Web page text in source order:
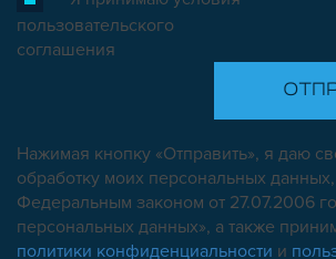
пользовательского
соглашения
Нажимая кнопку «Отправить», я даю
обработку моих персональных данных,
Федеральным законом от 27.07.2006
персональных данных», а также
политики конфиденциальности и